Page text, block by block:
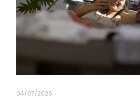
04/07/2026